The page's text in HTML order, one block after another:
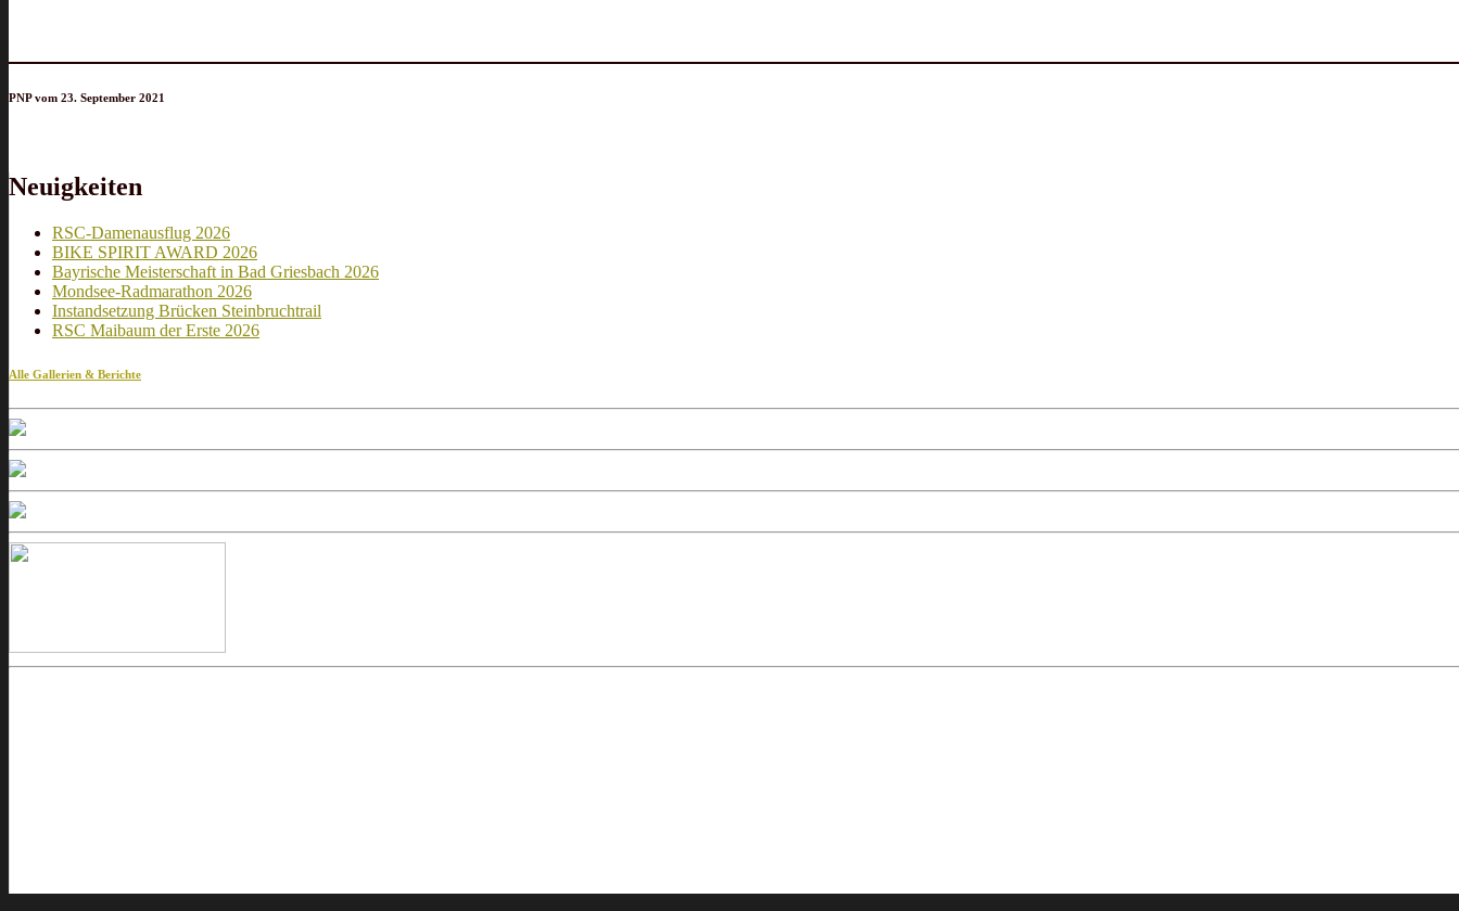
PNP vom 23. September 2021
Neuigkeiten
RSC-Damenausflug 2026
BIKE SPIRIT AWARD 2026
Bayrische Meisterschaft in Bad Griesbach 2026
Mondsee-Radmarathon 2026
Instandsetzung Brücken Steinbruchtrail
RSC Maibaum der Erste 2026
Alle Gallerien & Berichte